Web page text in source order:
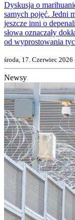
Dyskusja o
samych pojęć. Jedni
jeszcze inni o
słowa oznaczały
od wyprostowania
środa, 17. Czerwiec 2026
Newsy